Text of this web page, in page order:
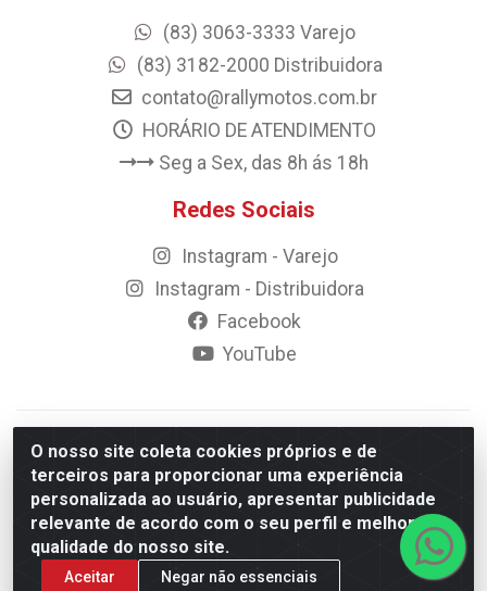
O nosso site coleta cookies próprios e de
terceiros para proporcionar uma experiência
personalizada ao usuário, apresentar publicidade
relevante de acordo com o seu perfil e melhorar a
qualidade do nosso site.
Aceitar Negar não essenciais
(83) 3063-3333 Varejo
(83) 3182-2000 Distribuidora
contato@rallymotos.com.br
HORÁRIO DE ATENDIMENTO
Seg a Sex, das 8h ás 18h
Redes Sociais
Instagram - Varejo
Instagram - Distribuidora
Facebook
YouTube
© 2023 Rally Motos - todos os direitos reservados.
Razão Social: Rally motos distribuidora, importadora e
transportadora de peças LTDA - CNPJ 09.262.859/0001-43 -
Rua Vigário Calixto 2900 - Catolé, Campina Grande/PB